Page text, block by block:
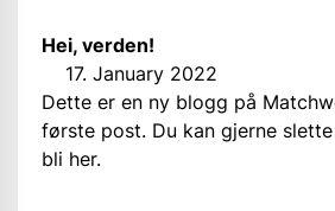
Hei, verden!
17. January 2022
Dette er en ny blogg på
første post. Du kan gjerne
bli her.